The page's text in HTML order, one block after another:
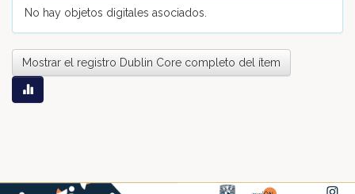
No hay objetos digitales asociados.
Mostrar el registro Dublin Core completo del ítem